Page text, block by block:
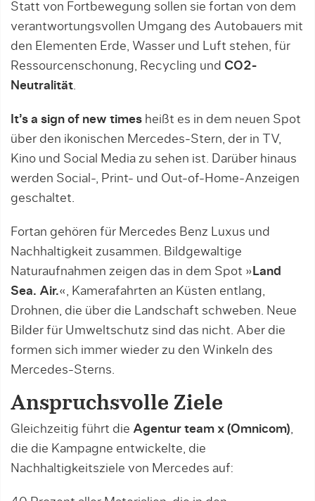
Statt von Fortbewegung sollen sie fortan von dem
verantwortungsvollen Umgang des Autobauers mit
den Elementen Erde, Wasser und Luft stehen, für
Ressourcenschonung, Recycling und CO2-
Neutralität.
It’s a sign of new times heißt es in dem neuen Spot
über den ikonischen Mercedes-Stern, der in TV,
Kino und Social Media zu sehen ist. Darüber hinaus
werden Social-, Print- und Out-of-Home-Anzeigen
geschaltet.
Fortan gehören für Mercedes Benz Luxus und
Nachhaltigkeit zusammen. Bildgewaltige
Naturaufnahmen zeigen das in dem Spot » Land
Sea. Air.«, Kamerafahrten an Küsten entlang,
Drohnen, die über die Landschaft schweben. Neue
Bilder für Umweltschutz sind das nicht. Aber die
formen sich immer wieder zu den Winkeln des
Mercedes-Sterns.
Anspruchsvolle Ziele
Gleichzeitig führt die Agentur team x (Omnicom),
die die Kampagne entwickelte, die
Nachhaltigkeitsziele von Mercedes auf: